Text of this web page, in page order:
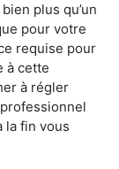
plus qu’un
pour votre
requise pour
à cette
à régler
la fin vous